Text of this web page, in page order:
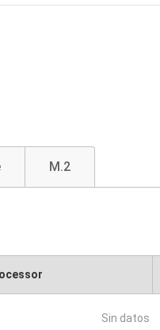
M.2
Sin datos